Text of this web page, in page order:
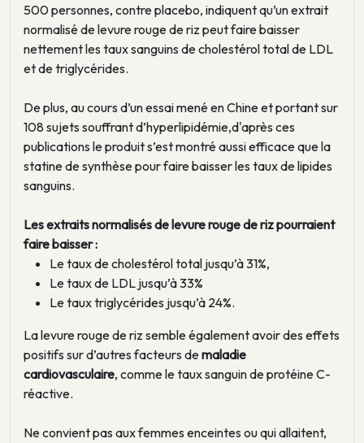
500 personnes, contre placebo, indiquent qu’un extrait
normalisé de levure rouge de riz peut faire baisser
nettement les taux sanguins de cholestérol total de LDL
et de triglycérides.
De plus, au cours d’un essai mené en Chine et portant sur
108 sujets souffrant d’hyperlipidémie,d'après ces
publications le produit s’est montré aussi efficace que la
statine de synthèse pour faire baisser les taux de lipides
sanguins.
Les extraits normalisés de levure rouge de riz pourraient
faire baisser :
Le taux de cholestérol total jusqu’à 31%,
Le taux de LDL jusqu’à 33%
Le taux triglycérides jusqu’à 24%.
La levure rouge de riz semble également avoir des effets
positifs sur d’autres facteurs demaladie
cardiovasculaire, comme le taux sanguin de protéine C-
réactive.
Ne convient pas aux femmes enceintes ou qui allaitent,